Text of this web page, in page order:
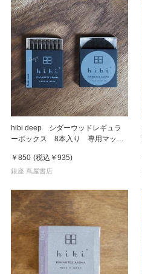
hibi deep シダーウッドレギュラ
ーボックス 8本入り 専用マット
￥850 (税込 ￥935)
銀座 蔦屋書店